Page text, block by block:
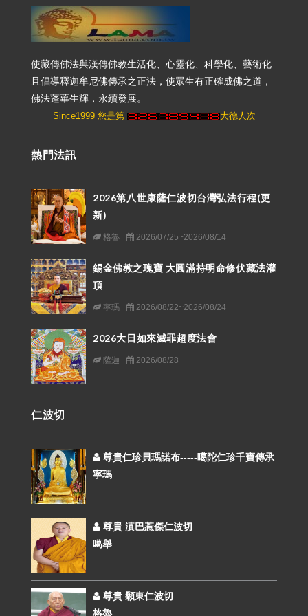
使藏傳佛法與漢傳佛教生活化、心靈化、科學化、藝術化
且倡導釋迦牟尼佛傳承之正法，使眾生有正確成佛之道，
佛法蓬蓽生輝，永續發展。
Since1999 您是第 大德人次
熱門法訊
2026第八世康薩仁波切台灣弘法行程(更
新)
格魯 2026/07/25~2026/08/14
錫金佛教之瑰寶 大圓滿持明命修伏藏法灌
頂
寧瑪 2026/08/22~2026/08/24
2026大日如來滅罪超度法會
薩迦 2026/08/28
仁波切
尊貴仁珍貝瑪諾布-----噶陀仁珍千寶傳承
寧瑪
尊貴 滇巴惹傑仁波切
噶舉
尊貴 顙東仁波切
格魯